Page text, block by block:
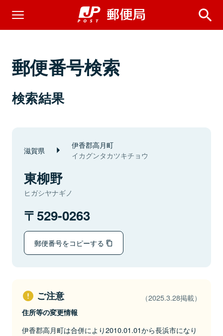
郵便番号検索
検索結果
滋賀県 伊香郡高月町
イカグンタカツキチョウ
東柳野
ヒガシヤナギノ
529-0263
郵便番号をコピーする
ご注意 （2025.3.28掲載）
住所等の変更情報
伊香郡高月町は合併により2010.01.01から長浜市になり